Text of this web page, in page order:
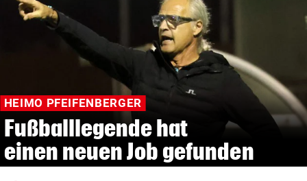
© Krone Multimedia GmbH & Co KG 2026
Muthgasse 2, 1190 Wien
HEIMO PFEIFENBERGER
Fußballlegende hat
einen neuen Job gefunden